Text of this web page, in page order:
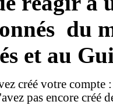
du
et au
créé votre compte
pas encore créé